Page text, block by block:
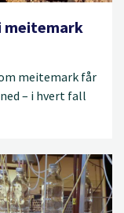
meitemark
meitemark får
– i hvert fall